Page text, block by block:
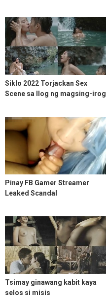
Siklo 2022 Torjackan Sex
Scene sa Ilog ng magsing-irog
Pinay FB Gamer Streamer
Leaked Scandal
Tsimay ginawang kabit kaya
selos si misis